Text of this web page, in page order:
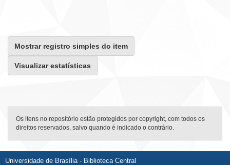
Mostrar registro simples do item
Visualizar estatísticas
Os itens no repositório estão protegidos por copyright, com todos os
direitos reservados, salvo quando é indicado o contrário.
Universidade de Brasília - Biblioteca Central